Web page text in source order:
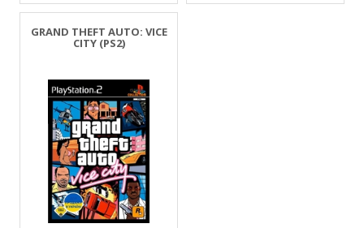
GRAND THEFT AUTO: VICE
CITY (PS2)